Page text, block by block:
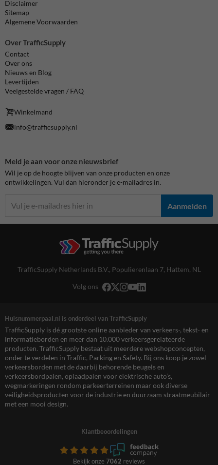
Disclaimer
Sitemap
Algemene Voorwaarden
Over TrafficSupply
Contact
Over ons
Nieuws en Blog
Levertijden
Veelgestelde vragen / FAQ
Winkelmand
info@trafficsupply.nl
Meld je aan voor onze nieuwsbrief
Wil je op de hoogte blijven van onze producten en onze
ontwikkelingen. Vul dan hieronder je e-mailadres in.
Aanmelden
TrafficSupply Netherlands B.V., Populierenlaan 7, Hattem, NL
Volg ons
Huisnummerpaal.nl is onderdeel van TrafficSupply
TrafficSupply is dé grootste online aanbieder van verkeers-, tekst- en
informatieborden en meer dan 10.000 verkeersgerelateerde
producten. TrafficSupply bestaat uit meerdere webshopconcepten,
onder te verdelen in Traffic, Parking en Safety. Bij ons koop je zowel
verkeersborden met de daarbij behorende beugels en
verkeersbordpalen, oplaadpalen voor elektrische auto’s,
wegmarkeringen rondom parkeerterreinen maar ook diverse
veiligheidsproducten voor de industrie en duurzaam straatmeubilair
met een mooi design.
Klantbeoordelingen
Bekijk onze 7062 reviews